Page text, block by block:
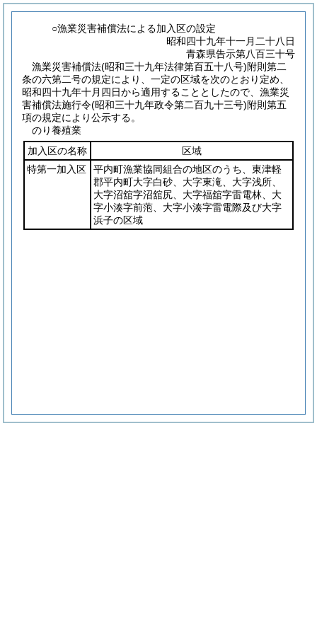
○漁業災害補償法による加入区の設定
昭和四十九年十一月二十八日
青森県告示第八百三十号
漁業災害補償法(昭和三十九年法律第百五十八号)附則第二
条の六第二号の規定により、一定の区域を次のとおり定め、
昭和四十九年十月四日から適用することとしたので、漁業災
害補償法施行令(昭和三十九年政令第二百九十三号)附則第五
項の規定により公示する。
のり養殖業
加入区の名称
区域
特第一加入区
平内町漁業協同組合の地区のうち、東津軽
郡平内町大字白砂、大字東滝、大字浅所、
大字沼舘字沼舘尻、大字福舘字雷電林、大
字小湊字前萢、大字小湊字雷電際及び大字
浜子の区域